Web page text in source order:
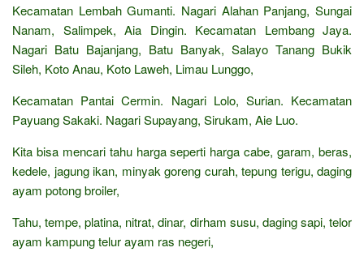
Kecamatan Lembah Gumanti. Nagari Alahan Panjang, Sungai
Nanam, Salimpek, Aia Dingin. Kecamatan Lembang Jaya.
Nagari Batu Bajanjang, Batu Banyak, Salayo Tanang Bukik
Sileh, Koto Anau, Koto Laweh, Limau Lunggo,
Kecamatan Pantai Cermin. Nagari Lolo, Surian. Kecamatan
Payuang Sakaki. Nagari Supayang, Sirukam, Aie Luo.
Kita bisa mencari tahu harga seperti harga cabe, garam, beras,
kedele, jagung ikan, minyak goreng curah, tepung terigu, daging
ayam potong broiler,
Tahu, tempe, platina, nitrat, dinar, dirham susu, daging sapi, telor
ayam kampung telur ayam ras negeri,